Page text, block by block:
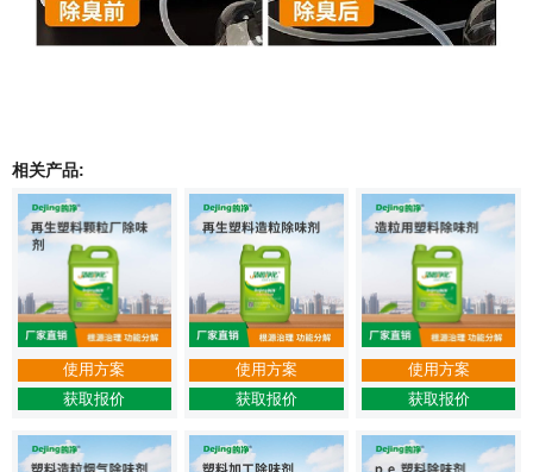
相关产品:
使用方案
获取报价
使用方案
获取报价
使用方案
获取报价